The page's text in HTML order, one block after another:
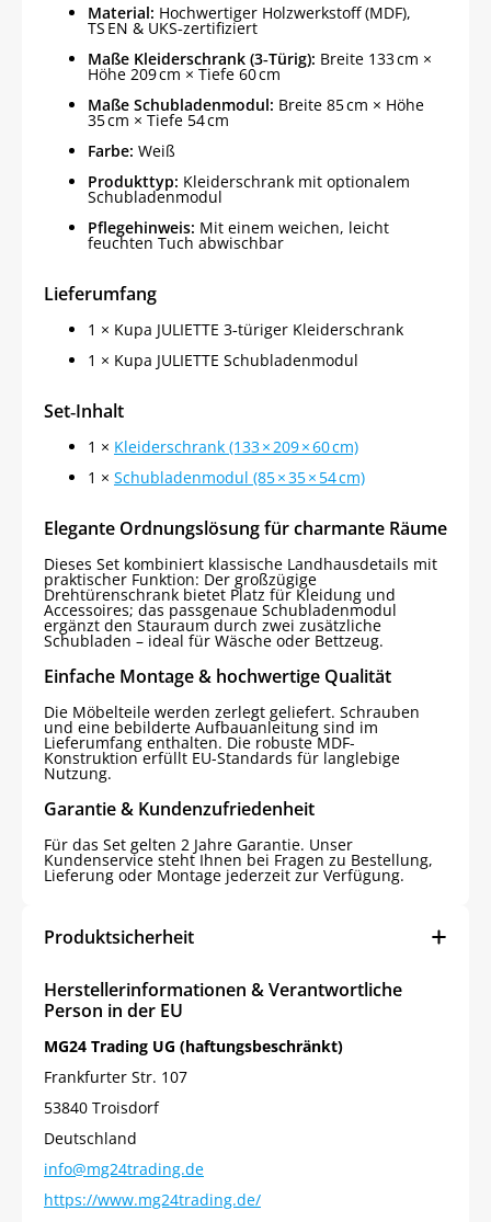
Material: Hochwertiger Holzwerkstoff (MDF),
TS EN & UKS‑zertifiziert
Maße Kleiderschrank (3‑Türig): Breite 133 cm ×
Höhe 209 cm × Tiefe 60 cm
Maße Schubladenmodul: Breite 85 cm × Höhe
35 cm × Tiefe 54 cm
Farbe: Weiß
Produkttyp: Kleiderschrank mit optionalem
Schubladenmodul
Pflegehinweis: Mit einem weichen, leicht
feuchten Tuch abwischbar
Lieferumfang
1 × Kupa JULIETTE 3‑türiger Kleiderschrank
1 × Kupa JULIETTE Schubladenmodul
Set‑Inhalt
1 × Kleiderschrank (133 × 209 × 60 cm)
1 × Schubladenmodul (85 × 35 × 54 cm)
Elegante Ordnungslösung für charmante Räume
Dieses Set kombiniert klassische Landhausdetails mit
praktischer Funktion: Der großzügige
Drehtürenschrank bietet Platz für Kleidung und
Accessoires; das passgenaue Schubladenmodul
ergänzt den Stauraum durch zwei zusätzliche
Schubladen – ideal für Wäsche oder Bettzeug.
Einfache Montage & hochwertige Qualität
Die Möbelteile werden zerlegt geliefert. Schrauben
und eine bebilderte Aufbauanleitung sind im
Lieferumfang enthalten. Die robuste MDF-
Konstruktion erfüllt EU-Standards für langlebige
Nutzung.
Garantie & Kundenzufriedenheit
Für das Set gelten 2 Jahre Garantie. Unser
Kundenservice steht Ihnen bei Fragen zu Bestellung,
Lieferung oder Montage jederzeit zur Verfügung.
Produktsicherheit
Herstellerinformationen & Verantwortliche
Person in der EU
MG24 Trading UG (haftungsbeschränkt)
Frankfurter Str. 107
53840 Troisdorf
Deutschland
info@mg24trading.de
https://www.mg24trading.de/